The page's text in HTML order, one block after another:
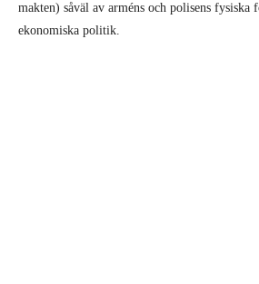
makten) såväl av arméns och polisens fysiska
ekonomiska politik.